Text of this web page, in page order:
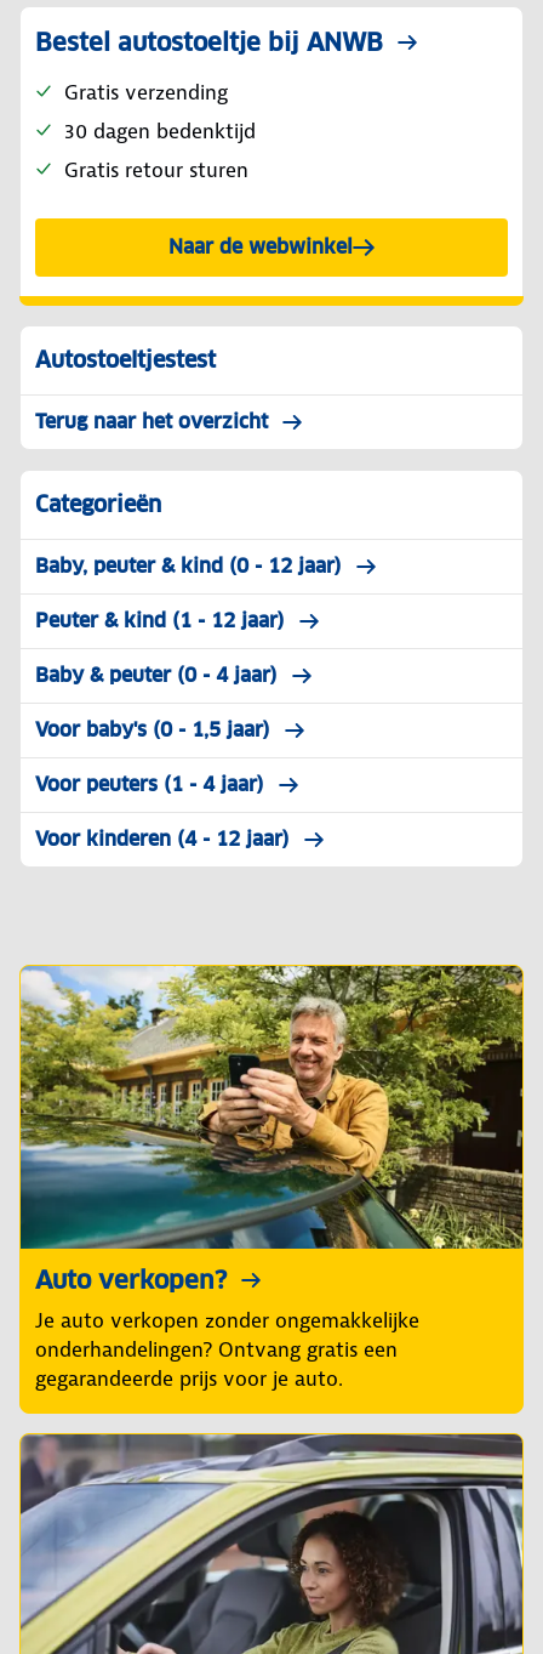
Bestel autostoeltje bij ANWB
Gratis verzending
30 dagen bedenktijd
Gratis retour sturen
Naar de webwinkel
Autostoeltjestest
Terug naar het overzicht
Categorieën
Baby, peuter & kind (0 - 12 jaar)
Peuter & kind (1 - 12 jaar)
Baby & peuter (0 - 4 jaar)
Voor baby's (0 - 1,5 jaar)
Voor peuters (1 - 4 jaar)
Voor kinderen (4 - 12 jaar)
Auto verkopen?
Je auto verkopen zonder ongemakkelijke
onderhandelingen? Ontvang gratis een
gegarandeerde prijs voor je auto.